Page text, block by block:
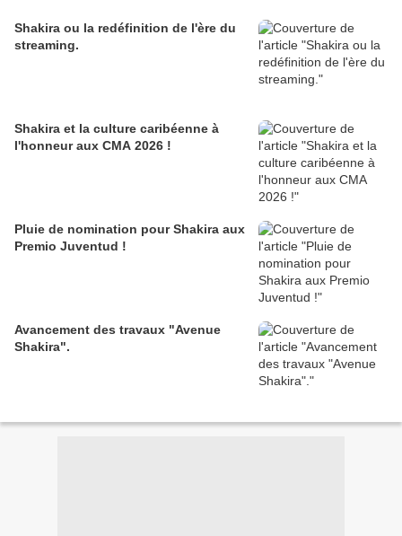
Shakira ou la redéfinition de l'ère du
streaming.
Shakira et la culture caribéenne à
l'honneur aux CMA 2026 !
Pluie de nomination pour Shakira aux
Premio Juventud !
Avancement des travaux "Avenue
Shakira".